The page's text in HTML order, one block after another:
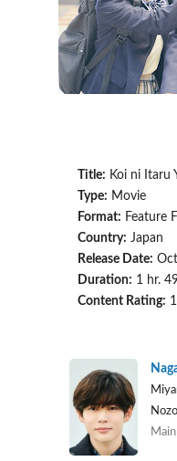
Title: Koi ni Itaru
Type: Movie
Format: Feature
Country: Japan
Release Date:
Duration: 1 hr.
Content Rating: